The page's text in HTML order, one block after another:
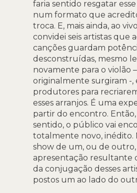
faria sentido resgatar
num formato que
troca. E, mais ainda, ao
convidei seis artistas que
canções guardam
desconstruídas, mesmo
novamente para o violão
originalmente surgiram -,
produtores para
esses arranjos. É uma
partir do encontro. Então,
sentido, o público vai
totalmente novo, inédito.
show de um, ou de outro,
apresentação resultante
da conjugação desses
postos um ao lado do